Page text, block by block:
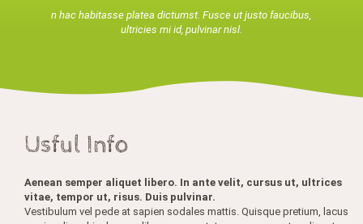
n hac habitasse platea dictumst. Fusce ut justo faucibus,
ultricies mi id, pulvinar nisl.
Usful Info
Aenean semper aliquet libero. In ante velit, cursus ut, ultrices
vitae, tempor ut, risus. Duis pulvinar.
Vestibulum vel pede at sapien sodales mattis. Quisque pretium, lacus